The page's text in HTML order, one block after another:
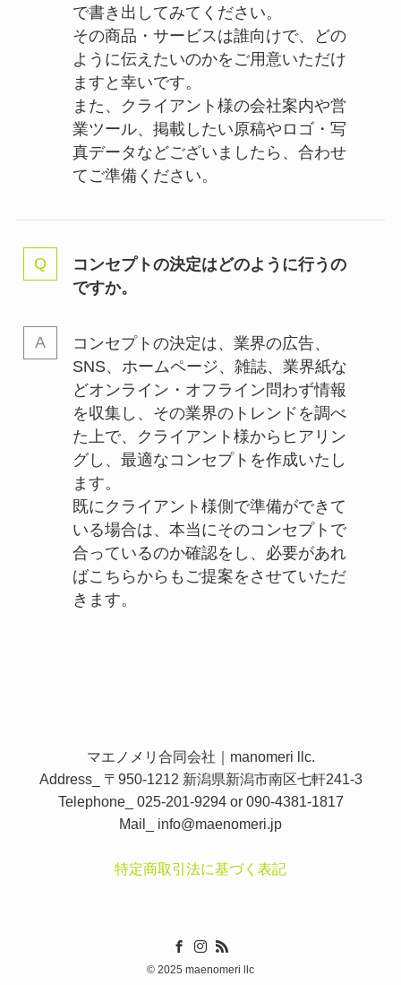
で書き出してみてください。
その商品・サービスは誰向けで、どの
ように伝えたいのかをご用意いただけ
ますと幸いです。
また、クライアント様の会社案内や営
業ツール、掲載したい原稿やロゴ・写
真データなどございましたら、合わせ
てご準備ください。
コンセプトの決定はどのように行うの
ですか。
コンセプトの決定は、業界の広告、
SNS、ホームページ、雑誌、業界紙な
どオンライン・オフライン問わず情報
を収集し、その業界のトレンドを調べ
た上で、クライアント様からヒアリン
グし、最適なコンセプトを作成いたし
ます。
既にクライアント様側で準備ができて
いる場合は、本当にそのコンセプトで
合っているのか確認をし、必要があれ
ばこちらからもご提案をさせていただ
きます。
マエノメリ合同会社｜manomeri llc.
Address_ 〒950-1212 新潟県新潟市南区七軒241-3
Telephone_ 025-201-9294 or 090-4381-1817
Mail_ info@maenomeri.jp
特定商取引法に基づく表記
© 2025 maenomeri llc